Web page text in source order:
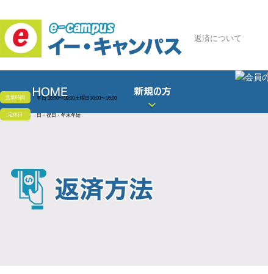
返済について
営業時間 平日10:00〜18:00 土曜日10:00〜16:00
定休日 日・祝日・年末年始